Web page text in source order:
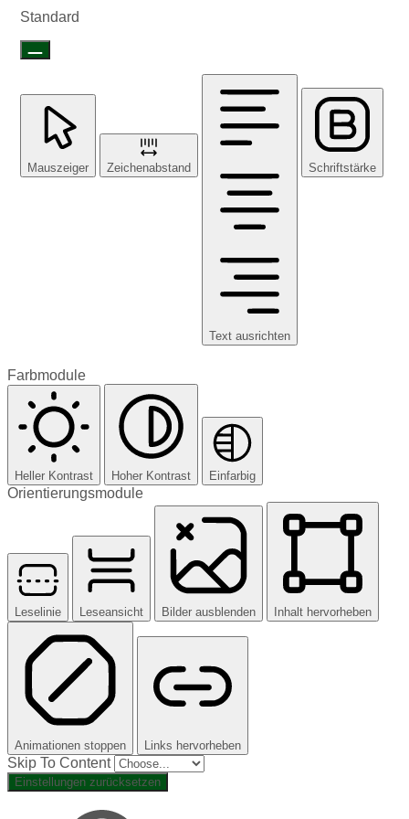
Standard
Mauszeiger Zeichenabstand
Text ausrichten
Schriftstärke
Farbmodule
Heller Kontrast Hoher Kontrast Einfarbig
Orientierungsmodule
Leselinie Leseansicht Bilder ausblenden Inhalt hervorheben
Animationen stoppen Links hervorheben
Skip To Content
Einstellungen zurücksetzen